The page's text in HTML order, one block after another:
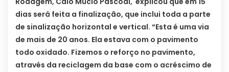
dias será feita a finalização, que inclui toda a parte
de sinalização horizontal e vertical. “Esta é uma via
de mais de 20 anos. Ela estava com o pavimento
todo oxidado. Fizemos o reforço no pavimento,
através da reciclagem da base com o acréscimo de